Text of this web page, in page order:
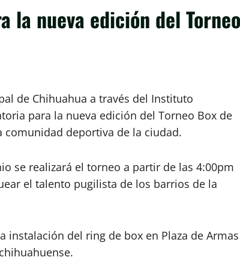
la nueva edición del Torneo
de Chihuahua a través del Instituto
para la nueva edición del Torneo Box de
deportiva de la ciudad.
se realizará el torneo a partir de las 4:00pm
el talento pugilista de los barrios de la
instalación del ring de box en Plaza de Armas